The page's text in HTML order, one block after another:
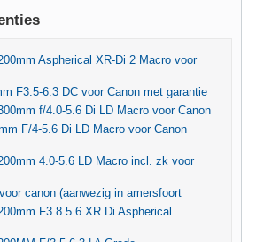
Aspherical XR-Di 2 Macro voor
F3.5-6.3 DC voor Canon met garantie
f/4.0-5.6 Di LD Macro voor Canon
F/4-5.6 Di LD Macro voor Canon
4.0-5.6 LD Macro incl. zk voor
canon (aanwezig in amersfoort
F3 8 5 6 XR Di Aspherical